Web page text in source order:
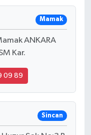
Mamak
ANKARA
Kar.
09 89
Sincan